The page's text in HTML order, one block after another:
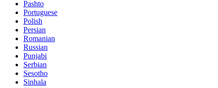
Pashto
Portuguese
Polish
Persian
Romanian
Russian
Punjabi
Serbian
Sesotho
Sinhala